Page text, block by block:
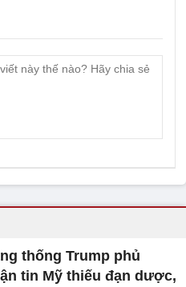
thống Trump phủ
tin Mỹ thiếu đạn dược,